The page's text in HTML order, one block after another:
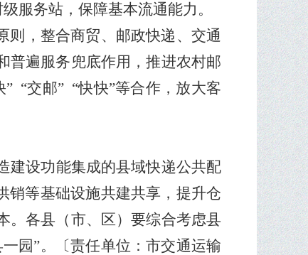
服务站，保障基本流通能力。
则，整合商贸、邮政快递、交通
普遍服务兜底作用，推进农村邮
” “交邮” “快快”等合作，放大客
建设功能集成的县域快递公共配
销等基础设施共建共享，提升仓
。各县（市、区）要综合考虑县
园”。
〔责任单位：市交通运输